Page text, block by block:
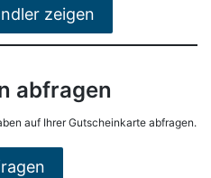
zeigen
abfragen
auf Ihrer Gutscheinkarte abfragen.